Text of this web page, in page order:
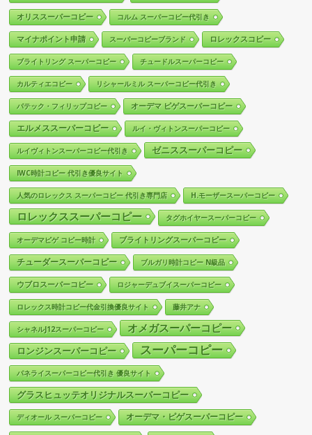
オリススーパーコピー コルム スーパーコピー代引き
マイナポイント申請 スーパーコピーブランド ロレックスコピー
ブライトリング スーパーコピー チュードルスーパーコピー
カルティエコピー リシャールミル スーパーコピー代引き
パテック・フィリップコピー オーデマ ピゲスーパーコピー
エルメススーパーコピー ルイ・ヴィトンスーパーコピー
ルイヴィトンスーパーコピー代引き ゼニススーパーコピー
IWC時計コピー 代引き優良サイト
人気のロレックス スーパーコピー 代引き専門店 H.モーザースーパーコピー
ロレックススーパーコピー タグホイヤースーパーコピー
オーデマピゲ コピー時計 ブライトリングスーパーコピー
チューダースーパーコピー ブルガリ時計コピー N級品
ウブロスーパーコピー ロジャーデュブイスーパーコピー
ロレックス時計コピー代金引換優良サイト 藤井アナ
シャネルJ12スーパーコピー オメガスーパーコピー
ロンジンスーパーコピー スーパーコピー
パネライスーパーコピー代引き 優良サイト
グラスヒュッテオリジナルスーパーコピー
ディオール スーパーコピー オーデマ・ピゲスーパーコピー